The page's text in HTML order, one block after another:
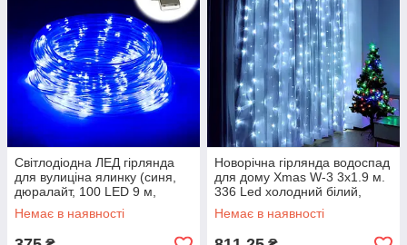
Світлодіодна ЛЕД гірлянда
для вулиціна ялинку (синя,
дюралайт, 100 LED 9 м,
прозора, від USB) на вулицю
Немає в наявності
Новорічна гірлянда водоспад
для дому Xmas W-3 3х1.9 м.
336 Led холодний білий,
світлодіодна лід гірлянда
штора
Немає в наявності